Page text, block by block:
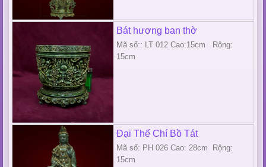
Bát hương ban thờ
Mã số:: LT 012 Cao:15cm Rộng:
15cm
Đại Thế Chí Bồ Tát
Mã số: PH 026 Cao: 28cm Rộng:
15cm